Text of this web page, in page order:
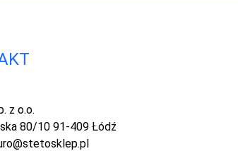
z o.o.
80/10 91-409 Łódź